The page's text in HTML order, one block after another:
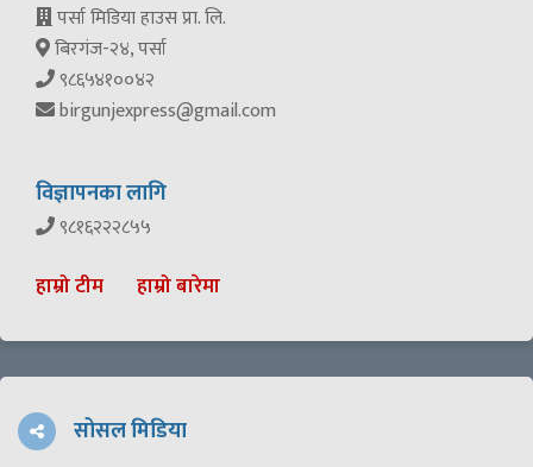
पर्सा मिडिया हाउस प्रा. लि.
बिरगंज-२४, पर्सा
९८६५४१००४२
birgunjexpress@gmail.com
विज्ञापनका लागि
९८१६२२२८५५
हाम्रो टीम हाम्रो बारेमा
सोसल मिडिया